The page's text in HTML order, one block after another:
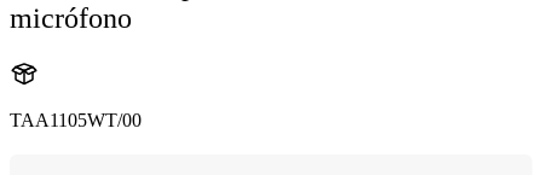
micrófono
TAA1105WT/00